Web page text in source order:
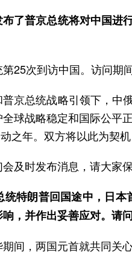
了普京总统将对中国进
25次到访中国。访问
京总统战略引领下，中
球战略稳定和国际公平
之年。双方将以此为契
及时发布消息，请大家
统特朗普回国途中，日
，并作出妥善应对。请
间，两国元首就共同关